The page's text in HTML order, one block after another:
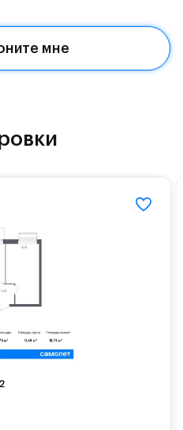
шоссе.
наземное метро
для пеших и
Для комфортной
инфраструктура.
детский сад и
одарённых детей есть
мне
2